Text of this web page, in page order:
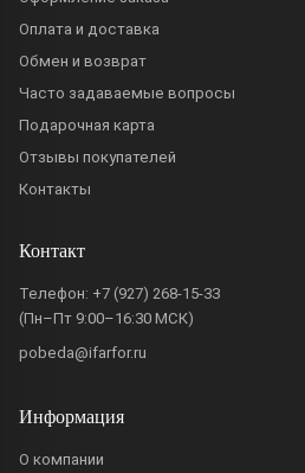
Оплата и доставка
Обмен и возврат
Часто задаваемые вопросы
Подарочная карта
Отзывы покупателей
Контакты
Контакт
Телефон: +7 (927) 268-15-33
(Пн–Пт 9:00–16:30 МСК)
pobeda@ifarfor.ru
Информация
О компании